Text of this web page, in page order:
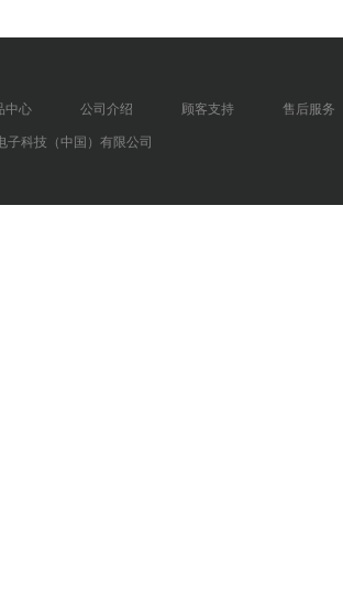
中心 公司介绍 顾客支持 售后服务
子科技（中国）有限公司